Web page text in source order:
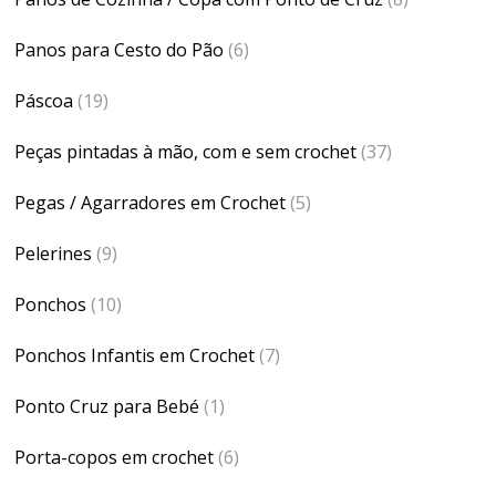
Panos para Cesto do Pão (6)
Páscoa (19)
Peças pintadas à mão, com e sem crochet(37)
Pegas / Agarradores em Crochet(5)
Pelerines (9)
Ponchos (10)
Ponchos Infantis em Crochet(7)
Ponto Cruz para Bebé (1)
Porta-copos em crochet(6)